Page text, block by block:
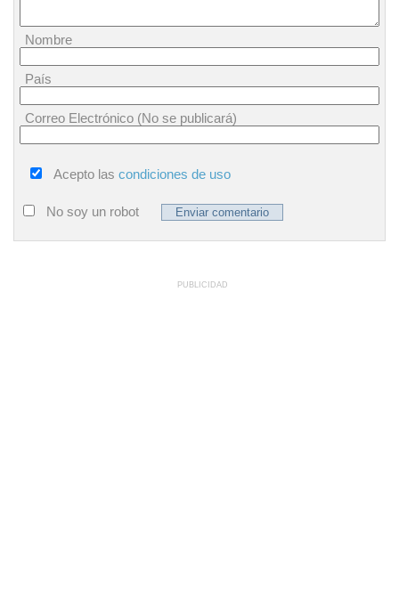
Nombre
País
Correo Electrónico (No se publicará)
Acepto las condiciones de uso
No soy un robot
PUBLICIDAD